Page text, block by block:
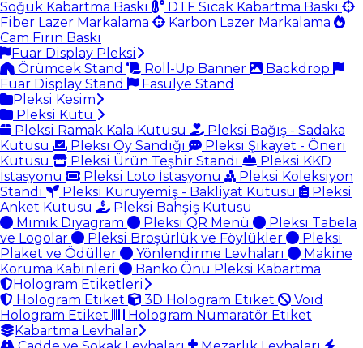
Soğuk Kabartma Baskı
DTF Sıcak Kabartma Baskı
Fiber Lazer Markalama
Karbon Lazer Markalama
Cam Fırın Baskı
Fuar Display Pleksi
Örümcek Stand
Roll-Up Banner
Backdrop
Fuar Display Stand
Fasülye Stand
Pleksi Kesim
Pleksi Kutu
Pleksi Ramak Kala Kutusu
Pleksi Bağış - Sadaka
Kutusu
Pleksi Oy Sandığı
Pleksi Şikayet - Öneri
Kutusu
Pleksi Ürün Teşhir Standı
Pleksi KKD
İstasyonu
Pleksi Loto İstasyonu
Pleksi Koleksiyon
Standı
Pleksi Kuruyemiş - Bakliyat Kutusu
Pleksi
Anket Kutusu
Pleksi Bahşiş Kutusu
Mimik Diyagram
Pleksi QR Menü
Pleksi Tabela
ve Logolar
Pleksi Broşürlük ve Föylükler
Pleksi
Plaket ve Ödüller
Yönlendirme Levhaları
Makine
Koruma Kabinleri
Banko Önü Pleksi Kabartma
Hologram Etiketleri
Hologram Etiket
3D Hologram Etiket
Void
Hologram Etiket
Hologram Numaratör Etiket
Kabartma Levhalar